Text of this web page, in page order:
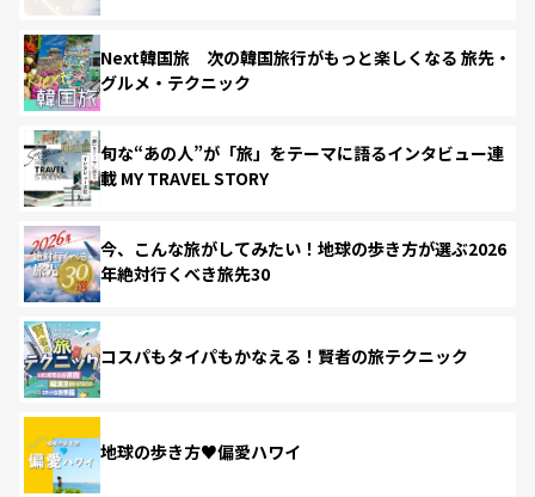
Next韓国旅 次の韓国旅行がもっと楽しくなる 旅先・
グルメ・テクニック
旬な“あの人”が「旅」をテーマに語るインタビュー連
載 MY TRAVEL STORY
今、こんな旅がしてみたい！地球の歩き方が選ぶ2026
年絶対行くべき旅先30
コスパもタイパもかなえる！賢者の旅テクニック
地球の歩き方♥偏愛ハワイ